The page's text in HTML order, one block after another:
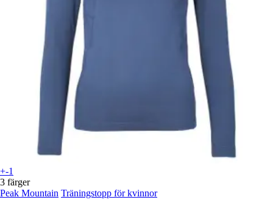
+-1
3 färger
Peak Mountain Träningstopp för kvinnor